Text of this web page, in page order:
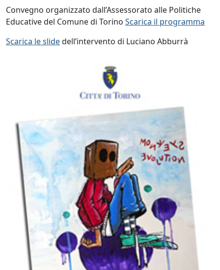
Convegno organizzato dall’Assessorato alle Politiche
Educative del Comune di Torino Scarica il programma
Scarica le slidedell’intervento di Luciano Abburrà